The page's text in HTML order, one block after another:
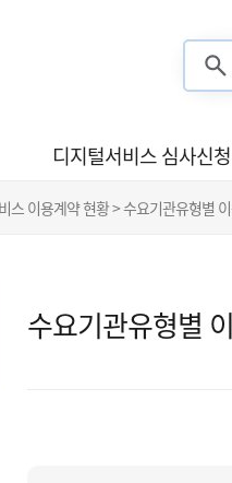
디지털서비스 심사신청
스 이용계약 현황 > 수요기관유형별
수요기관유형별